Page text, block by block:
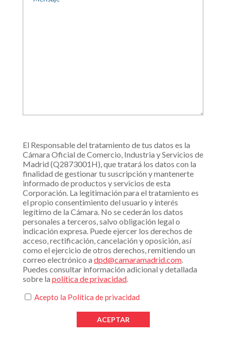
El Responsable del tratamiento de tus datos es la
Cámara Oficial de Comercio, Industria y Servicios de
Madrid (Q2873001H), que tratará los datos con la
finalidad de gestionar tu suscripción y mantenerte
informado de productos y servicios de esta
Corporación. La legitimación para el tratamiento es
el propio consentimiento del usuario y interés
legítimo de la Cámara. No se cederán los datos
personales a terceros, salvo obligación legal o
indicación expresa. Puede ejercer los derechos de
acceso, rectificación, cancelación y oposición, así
como el ejercicio de otros derechos, remitiendo un
correo electrónico a dpd@camaramadrid.com.
Puedes consultar información adicional y detallada
sobre la política de privacidad.
Acepto la Política de privacidad